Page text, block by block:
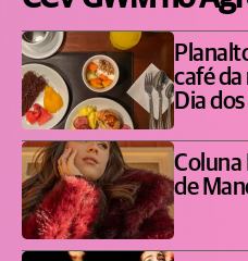
café da
Dia
Coluna
de